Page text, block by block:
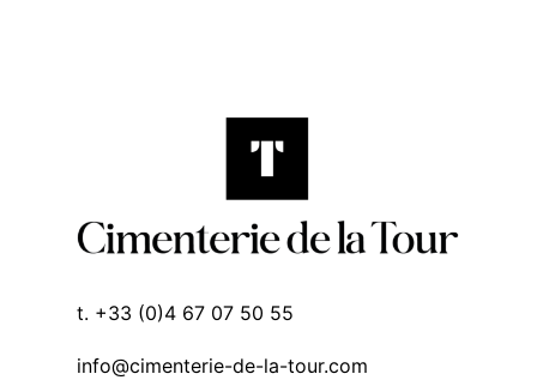
t. +33 (0)4 67 07 50 55
info@cimenterie-de-la-tour.com